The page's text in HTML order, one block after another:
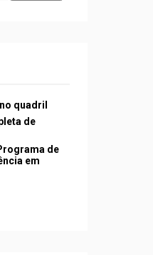
quadril
de
de
em